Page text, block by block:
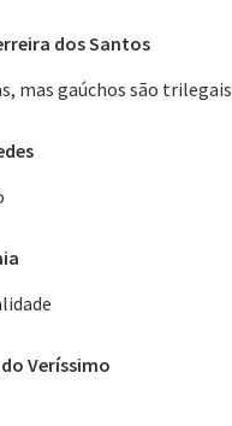
dos Santos
mas gaúchos são trilegais
Veríssimo